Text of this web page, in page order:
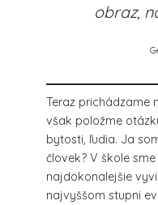
obraz,
Teraz prichádzame
však položme
bytosti, ľudia. Ja
človek? V škole
najdokonalejšie
najvyššom stupni